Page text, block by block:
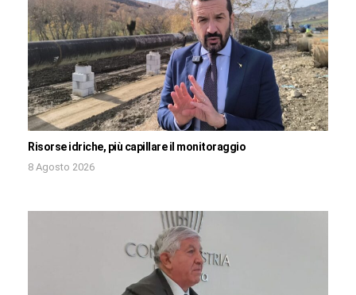
Risorse idriche, più capillare il monitoraggio
8 Agosto 2026